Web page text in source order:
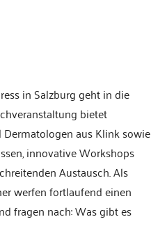
in Salzburg geht in die
bietet
aus Klink sowie
innovative Workshops
Austausch. Als
werfen fortlaufend einen
fragen nach: Was gibt es